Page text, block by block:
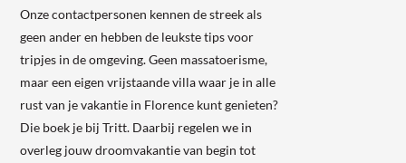
Onze contactpersonen kennen de streek als
geen ander en hebben de leukste tips voor
tripjes in de omgeving. Geen massatoerisme,
maar een eigen vrijstaande villa waar je in alle
rust van je vakantie in Florence kunt genieten?
Die boek je bij Tritt. Daarbij regelen we in
overleg jouw droomvakantie van begin tot